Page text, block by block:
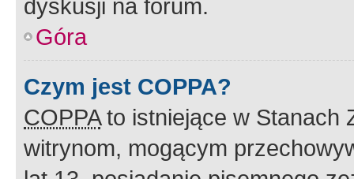
dyskusji na forum.
Góra
Czym jest COPPA?
COPPAto istniejące w Stanach
witrynom, mogącym